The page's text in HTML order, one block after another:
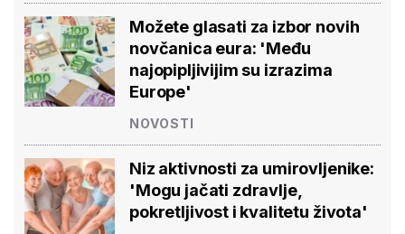
Možete glasati za izbor novih
novčanica eura: 'Među
najopipljivijim su izrazima
Europe'
NOVOSTI
Niz aktivnosti za umirovljenike:
'Mogu jačati zdravlje,
pokretljivost i kvalitetu života'